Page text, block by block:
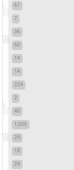
61
7
36
60
14
14
224
2
40
1,050
29
18
24